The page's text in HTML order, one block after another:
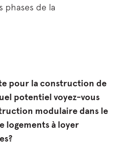
phases de la
pour la construction de
potentiel voyez-vous
modulaire dans le
logements à loyer